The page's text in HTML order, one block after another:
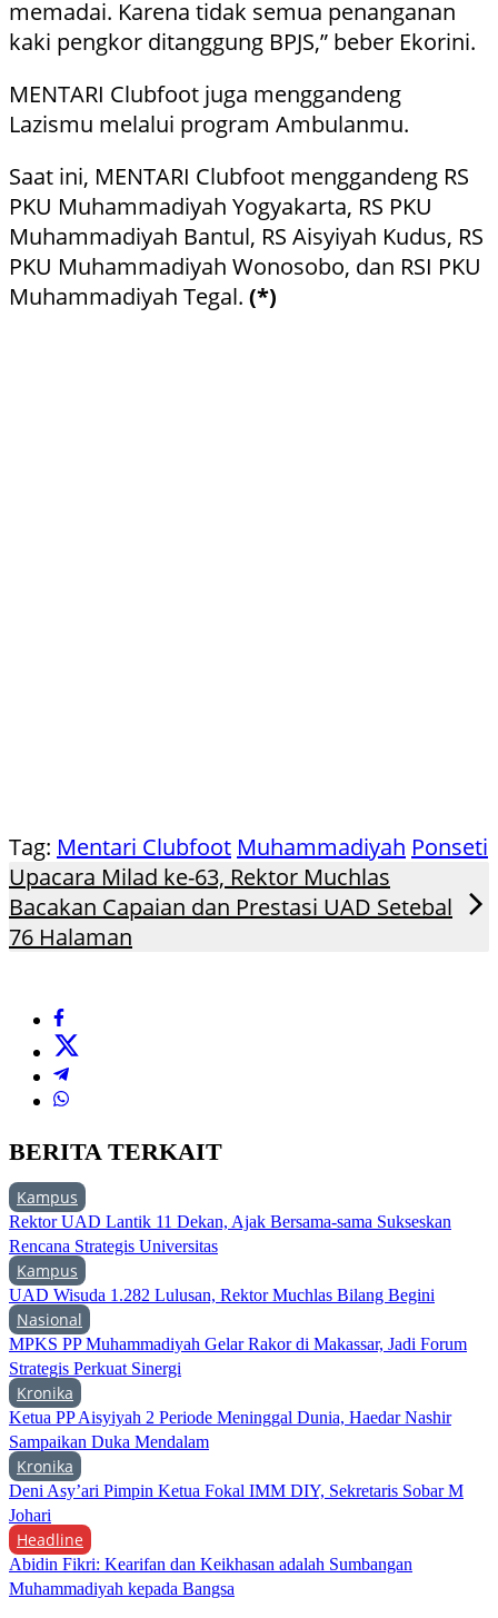
memadai. Karena tidak semua penanganan
kaki pengkor ditanggung BPJS,” beber Ekorini.
MENTARI Clubfoot juga menggandeng
Lazismu melalui program Ambulanmu.
Saat ini, MENTARI Clubfoot menggandeng RS
PKU Muhammadiyah Yogyakarta, RS PKU
Muhammadiyah Bantul, RS Aisyiyah Kudus, RS
PKU Muhammadiyah Wonosobo, dan RSI PKU
Muhammadiyah Tegal. (*)
Tag: Mentari Clubfoot Muhammadiyah Ponseti
Upacara Milad ke-63, Rektor Muchlas
Bacakan Capaian dan Prestasi UAD Setebal
76 Halaman
BERITA TERKAIT
Kampus
Rektor UAD Lantik 11 Dekan, Ajak Bersama-sama Sukseskan
Rencana Strategis Universitas
Kampus
UAD Wisuda 1.282 Lulusan, Rektor Muchlas Bilang Begini
Nasional
MPKS PP Muhammadiyah Gelar Rakor di Makassar, Jadi Forum
Strategis Perkuat Sinergi
Kronika
Ketua PP Aisyiyah 2 Periode Meninggal Dunia, Haedar Nashir
Sampaikan Duka Mendalam
Kronika
Deni Asy’ari Pimpin Ketua Fokal IMM DIY, Sekretaris Sobar M
Johari
Headline
Abidin Fikri: Kearifan dan Keikhasan adalah Sumbangan
Muhammadiyah kepada Bangsa